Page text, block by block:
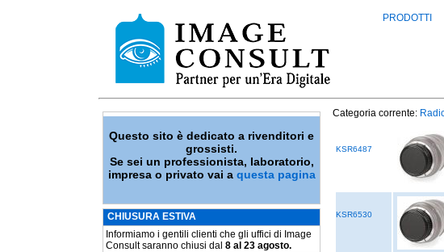
PRODOTTI
Questo sito è dedicato a rivenditori e
grossisti.
Se sei un professionista, laboratorio,
impresa o privato vai a questa pagina
CHIUSURA ESTIVA
Informiamo i gentili clienti che gli uffici di Image
Consult saranno chiusi dal 8 al 23 agosto.
Categoria corrente:
KSR6487
KSR6530